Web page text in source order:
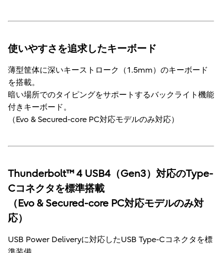
使いやすさを追求したキーボード
薄型筐体に深いキーストローク（1.5mm）のキーボード
を搭載。
暗い場所でのタイピングをサポートするバックライト機能
付きキーボード。
（Evo & Secured-core PC対応モデルのみ対応）
Thunderbolt™ 4 USB4（Gen3）対応のType-
Cコネクタを標準搭載
（Evo & Secured-core PC対応モデルのみ対
応）
USB Power Deliveryに対応したUSB Type-Cコネクタを標